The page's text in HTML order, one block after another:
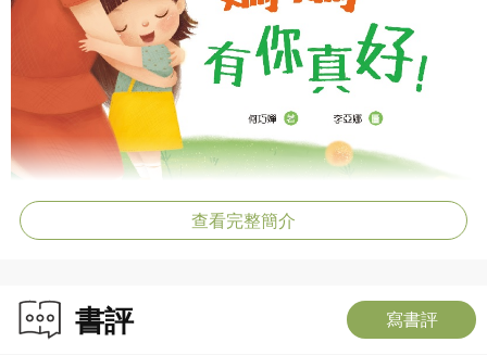
查看完整簡介
書評 寫書評